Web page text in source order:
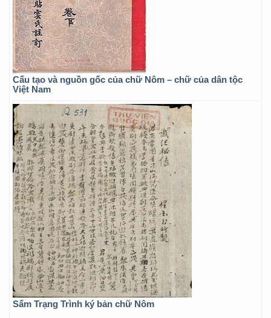
Cấu tạo và nguồn gốc của chữ Nôm – chữ của dân tộc
Việt Nam
Sấm Trạng Trình ký bản chữ Nôm